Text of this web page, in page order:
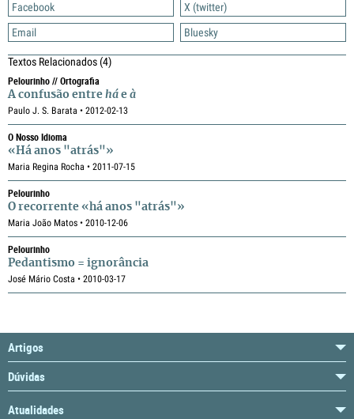
Facebook
X (twitter)
Email
Bluesky
Textos Relacionados(4)
Pelourinho // Ortografia
A confusão entre há e à
Paulo J. S. Barata • 2012-02-13
O Nosso Idioma
«Há anos "atrás"»
Maria Regina Rocha • 2011-07-15
Pelourinho
O recorrente «há anos "atrás"»
Maria João Matos • 2010-12-06
Pelourinho
Pedantismo = ignorância
José Mário Costa • 2010-03-17
Artigos
Dúvidas
Atualidades